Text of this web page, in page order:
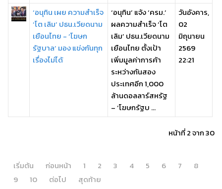
‘อนุทิน เผย ความสำเร็จ
‘โต เลิม’ ปธน.เวียดนาม
เยือนไทย - ‘โฆษก
รัฐบาล’ มอง แข่งกันทุก
เรื่องไม่ได้
‘อนุทิน’ แจ้ง ‘ครม.’
ผลความสำเร็จ ‘โต
เลิม’ ปธน.เวียดนาม
เยือนไทย ตั้งเป้า
เพิ่มมูลค่าการค้า
ระหว่างกันสอง
ประเทศอีก 1,000
ล้านดอลลาร์สหรัฐ
– ‘โฆษกรัฐบ ...
วันอังคาร,
02
มิถุนายน
2569
22:21
หน้าที่ 2 จาก 30
เริ่มต้น ก่อนหน้า 1 2 3 4 5 6 7
8
9
10 ต่อไป สุดท้าย